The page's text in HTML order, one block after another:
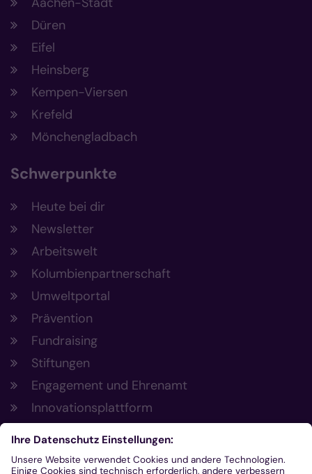
Düren
Eifel
Heinsberg
Kempen-Viersen
Krefeld
Mönchengladbach
Schwerpunkte
Heute bei dir
Newsletter
Arbeitswelt
Kolumbienpartnerschaft
Umweltportal
Prävention
Fundraising
Stiftungen
Engagement und Ehrenamt
Innovationsplattform
Aus der Plattform